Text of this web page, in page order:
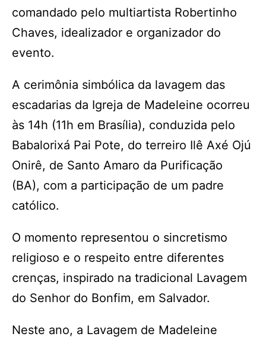
comandado pelo multiartista Robertinho
Chaves, idealizador e organizador do
evento.
A cerimônia simbólica da lavagem das
escadarias da Igreja de Madeleine ocorreu
às 14h (11h em Brasília), conduzida pelo
Babalorixá Pai Pote, do terreiro Ilê Axé Ojú
Onirê, de Santo Amaro da Purificação
(BA), com a participação de um padre
católico.
O momento representou o sincretismo
religioso e o respeito entre diferentes
crenças, inspirado na tradicional Lavagem
do Senhor do Bonfim, em Salvador.
Neste ano, a Lavagem de Madeleine